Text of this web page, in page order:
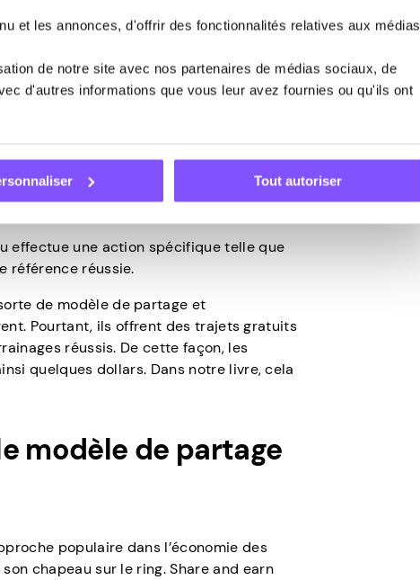
et les annonces, d'offrir des fonctionnalités relatives aux médias
de notre site avec nos partenaires de médias sociaux, de
d'autres informations que vous leur avez fournies ou qu'ils ont
Tout autoriser
partagent ces liens sur
est un bonus pour chaque
parrainée peuvent profiter du bonus.
formes et tailles. Cependant, en un
également appelés liens d’affiliation ou
d’une entreprise en distribuant
de réseaux sociaux, les blogs ou les
effectue une action spécifique telle que
référence réussie.
de modèle de partage et
Pourtant, ils offrent des trajets gratuits
réussis. De cette façon, les
quelques dollars. Dans notre livre, cela
modèle de partage
populaire dans l’économie des
chapeau sur le ring. Share and earn